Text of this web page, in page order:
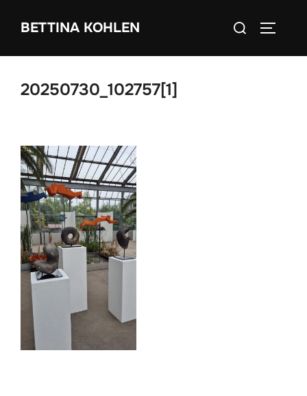
InhaltBETTINA KOHLEN
Suchen
20250730_102757[1]